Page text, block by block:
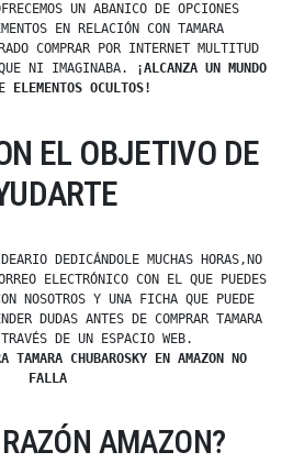
UN ABANICO DE OPCIONES
EN RELACIÓN CON TAMARA
COMPRAR POR INTERNET MULTITUD
NI IMAGINABA.
¡ALCANZA UN MUNDO
ELEMENTOS OCULTOS!
EL OBJETIVO DE
DEDICÁNDOLE MUCHAS HORAS,NO
ELECTRÓNICO CON EL QUE PUEDES
NOSOTROS Y UNA FICHA QUE PUEDE
DUDAS ANTES DE COMPRAR TAMARA
DE UN ESPACIO WEB.
TAMARA CHUBAROSKY EN AMAZON NO
FALLA
AMAZON?